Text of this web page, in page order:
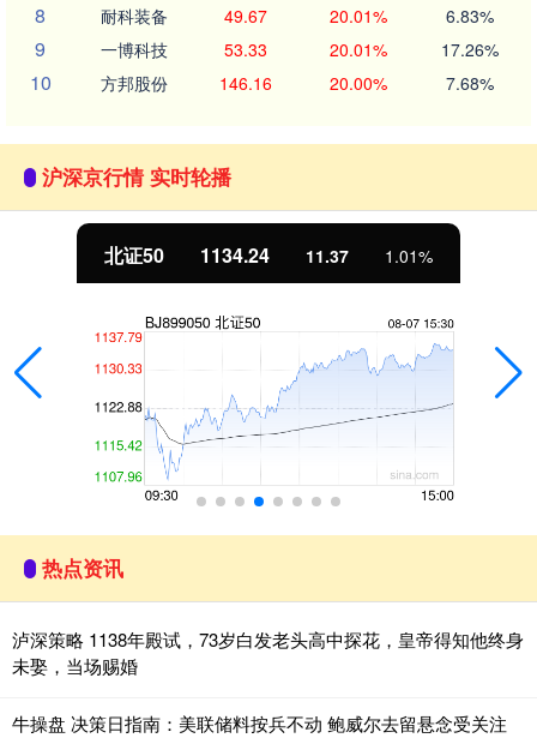
8 耐科装备 49.67 20.01% 6.83%
9 一博科技 53.33 20.01% 17.26%
10 方邦股份 146.16 20.00% 7.68%
沪深京行情 实时轮播
北证50 1134.24 11.37 1.01%
热点资讯
泸深策略 1138年殿试，73岁白发老头高中探花，皇帝得知他终身
未娶，当场赐婚
牛操盘 决策日指南：美联储料按兵不动 鲍威尔去留悬念受关注